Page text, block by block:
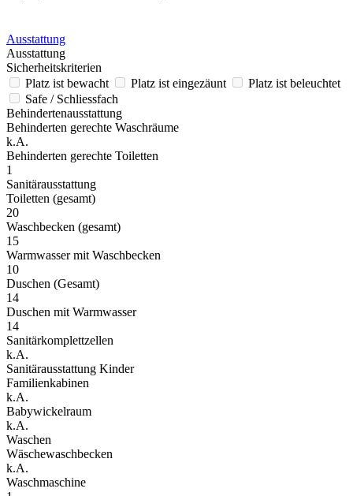
Ausstattung
Ausstattung
Sicherheitskriterien
Platz ist bewacht
Platz ist eingezäunt
Platz ist beleuchtet
Safe / Schliessfach
Behindertenausstattung
Behinderten gerechte Waschräume
k.A.
Behinderten gerechte Toiletten
1
Sanitärausstattung
Toiletten (gesamt)
20
Waschbecken (gesamt)
15
Warmwasser mit Waschbecken
10
Duschen (Gesamt)
14
Duschen mit Warmwasser
14
Sanitärkomplettzellen
k.A.
Sanitärausstattung Kinder
Familienkabinen
k.A.
Babywickelraum
k.A.
Waschen
Wäschewaschbecken
k.A.
Waschmaschine